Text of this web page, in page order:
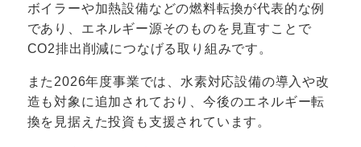
ボイラーや加熱設備などの燃料転換が代表的な例
であり、エネルギー源そのものを見直すことで
CO2排出削減につなげる取り組みです。
また2026年度事業では、水素対応設備の導入や改
造も対象に追加されており、今後のエネルギー転
換を見据えた投資も支援されています。